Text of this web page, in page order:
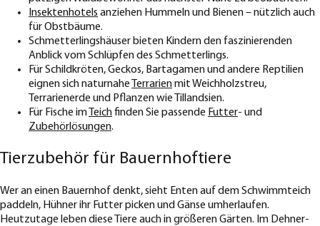
Insektenhotels anziehen Hummeln und Bienen – nützlich auch
für Obstbäume.
Schmetterlingshäuser bieten Kindern den faszinierenden
Anblick vom Schlüpfen des Schmetterlings.
Für Schildkröten, Geckos, Bartagamen und andere Reptilien
eignen sich naturnahe
Terrarienmit Weichholzstreu,
Terrarienerde und Pflanzen wie Tillandsien.
Für Fische im Teichfinden Sie passende Futter- und
Zubehörlösungen.
Tierzubehör für Bauernhoftiere
Wer an einen Bauernhof denkt, sieht Enten auf dem Schwimmteich
paddeln, Hühner ihr Futter picken und Gänse umherlaufen.
Heutzutage leben diese Tiere auch in größeren Gärten. Im Dehner-